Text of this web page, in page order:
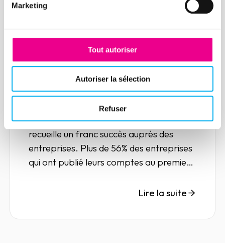
Marketing
Tout autoriser
Autoriser la sélection
Refuser
Article
La confidentialité des
comptes plébiscitée par les
entreprises
16 novembre 2020
La confidentialité des comptes annuels
recueille un franc succès auprès des
entreprises. Plus de 56% des entreprises
qui ont publié leurs comptes au premier
Lire la suite